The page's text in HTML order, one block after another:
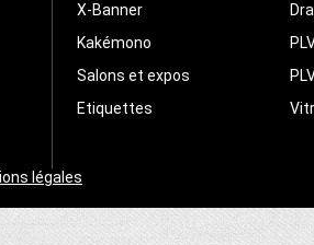
X-Banner
Kakémono
Salons et expos
Etiquettes
légales